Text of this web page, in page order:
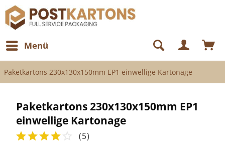
Menü
Paketkartons 230x130x150mm EP1 einwellige Kartonage
Paketkartons 230x130x150mm EP1
einwellige Kartonage
(5)